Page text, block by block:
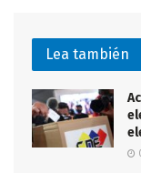
Lea también